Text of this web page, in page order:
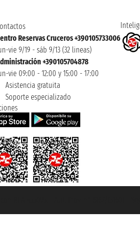
Reservas Cruceros +390105733006
vie 9/19 - sáb 9/13 (32 lineas)
+390105704878
vie 09:00 - 12:00 y 15:00 - 17:00
Asistencia gratuita
Soporte especializado